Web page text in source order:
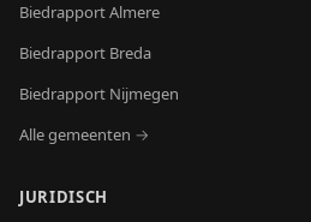
BiedrapportAlmere
Biedrapport Breda
Biedrapport Nijmegen
Alle gemeenten →
JURIDISCH